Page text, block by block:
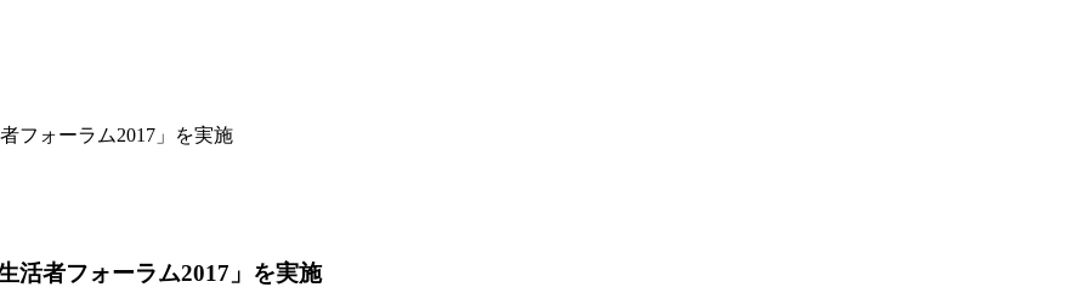
フォーラム2017」を実施
活者フォーラム2017」を実施